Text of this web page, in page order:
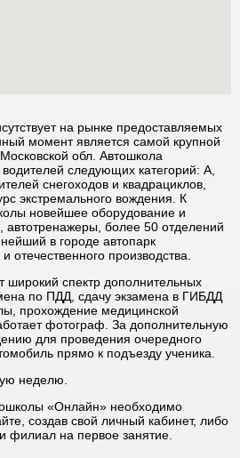
на рынке предоставляемых
момент является самой крупной
обл. Автошкола
следующих категорий: А,
снегоходов и квадрациклов,
экстремального вождения. К
новейшее оборудование и
автотренажеры, более 50 отделений
в городе автопарк
отечественного производства.
широкий спектр дополнительных
по ПДД, сдачу экзамена в ГИБДД
прохождение медицинской
фотограф. За дополнительную
для проведения очередного
прямо к подъезду ученика.
неделю.
«Онлайн» необходимо
создав свой личный кабинет, либо
филиал на первое занятие.